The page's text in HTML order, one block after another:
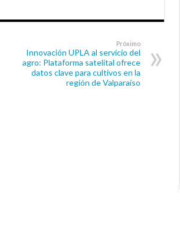
Próximo
Innovación UPLA al servicio del
agro: Plataforma satelital ofrece
datos clave para cultivos en la
región de Valparaíso